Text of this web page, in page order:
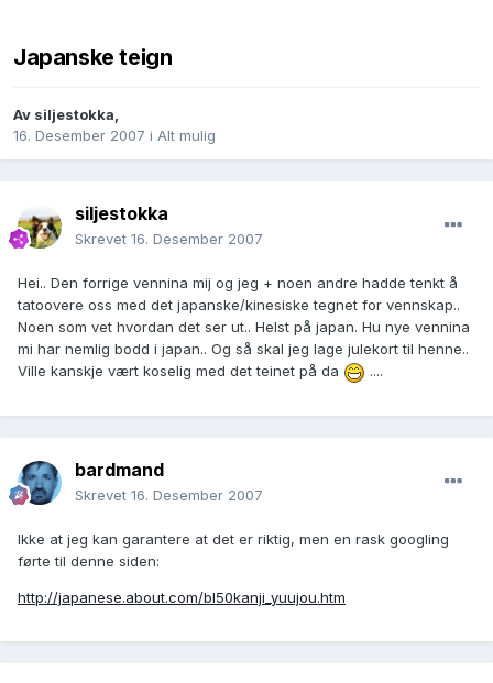
Japanske teign
Av siljestokka,
16. Desember 2007 i Alt mulig
siljestokka
Skrevet 16. Desember 2007
Hei.. Den forrige vennina mij og jeg + noen andre hadde tenkt å
tatoovere oss med det japanske/kinesiske tegnet for vennskap..
Noen som vet hvordan det ser ut.. Helst på japan. Hu nye vennina
mi har nemlig bodd i japan.. Og så skal jeg lage julekort til henne..
Ville kanskje vært koselig med det teinet på da
....
bardmand
Skrevet 16. Desember 2007
Ikke at jeg kan garantere at det er riktig, men en rask googling
førte til denne siden:
http://japanese.about.com/bl50kanji_yuujou.htm